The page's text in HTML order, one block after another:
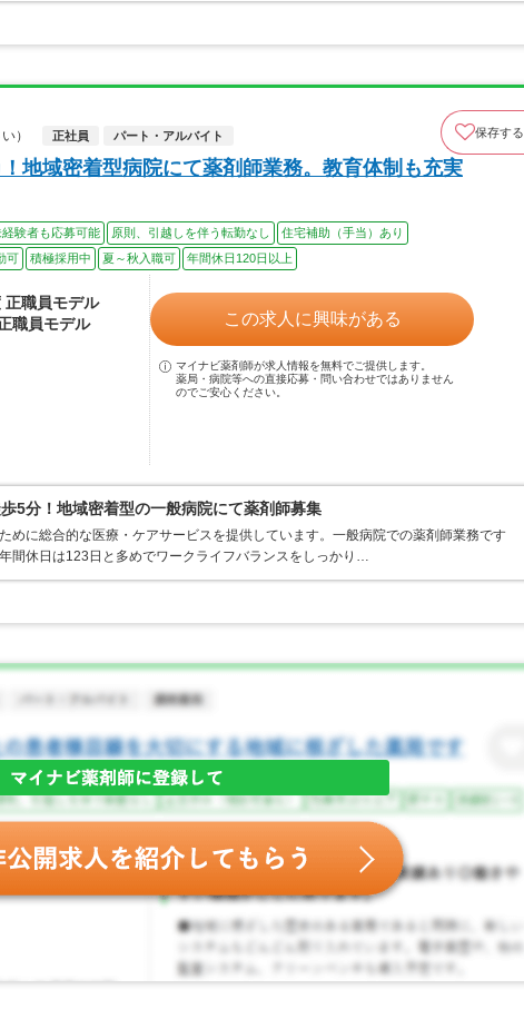
）
正社員 パート・アルバイト 保存する
地域密着型病院にて薬剤師業務。教育体制も充実
経験者も応募可能 原則、引越しを伴う転勤なし
住宅補助（手当）あり
可 積極採用中 夏～秋入職可 年間休日120日以上
正職員モデル
職員モデル
この求人に興味がある
マイナビ薬剤師が求人情報を無料でご提供します。
薬局・病院等への直接応募・問い合わせではありません
のでご安心ください。
5分！地域密着型の一般病院にて薬剤師募集
めに総合的な医療・ケアサービスを提供しています。一般病院での薬剤師業務です
間休日は123日と多めでワークライフバランスをしっかり…